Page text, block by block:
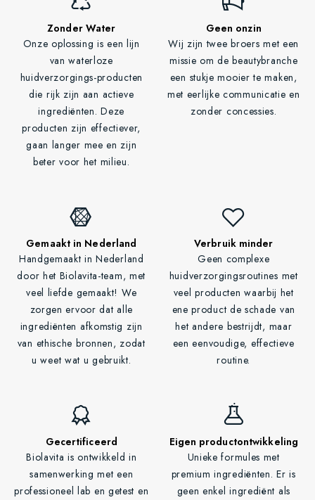
Zonder Water
Onze oplossing is een lijn
van waterloze
huidverzorgings-producten
die rijk zijn aan actieve
ingrediënten. Deze
producten zijn effectiever,
gaan langer mee en zijn
beter voor het milieu.
Geen onzin
Wij zijn twee broers met een
missie om de beautybranche
een stukje mooier te maken,
met eerlijke communicatie en
zonder concessies.
Gemaakt in Nederland
Handgemaakt in Nederland
door het Biolavita-team, met
veel liefde gemaakt! We
zorgen ervoor dat alle
ingrediënten afkomstig zijn
van ethische bronnen, zodat
u weet wat u gebruikt.
Verbruik minder
Geen complexe
huidverzorgingsroutines met
veel producten waarbij het
ene product de schade van
het andere bestrijdt, maar
een eenvoudige, effectieve
routine.
Gecertificeerd
Biolavita is ontwikkeld in
samenwerking met een
professioneel lab en getest en
Eigen productontwikkeling
Unieke formules met
premium ingrediënten. Er is
geen enkel ingrediënt als